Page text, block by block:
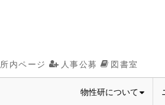
所内ページ 人事公募 図書室
物性研について